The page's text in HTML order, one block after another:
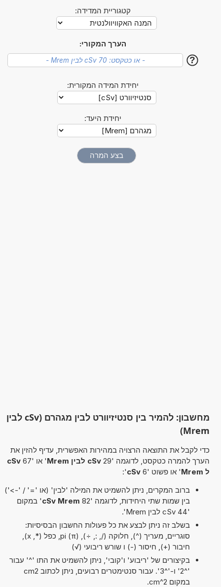
קטגוריית המדידה:
הערך המקורי:
?
יחידת המידה המקורית:
יחידת היעד:
מחשבון: להמיר בין סנטיזיוורט לבין מגהרם (cSv לבין
Mrem)
כדי לקבל את התוצאה הרצויה במהירות האפשרית, עדיף להזין את
הערך להמרה כטקסט, לדוגמה '29
cSv לבין Mrem ' או '67
cSv
ל Mrem
' או פשוט '6 cSv
':
ברוב המקרים, ניתן להשמיט את המילה 'לבין' (או '=' / '->')
בין שמות שתי היחידות, לדוגמה '82
cSv Mrem' במקום
'44 cSv לבין Mrem'.
בשלב זה ניתן לבצע את כל פעולות החשבון הבסיסיות:
סוגריים, מעריך (^), חלוקה (/, :, ÷), pi (π), כפל (*, x),
חיבור (+), חיסור (-) ו שורש ריבועי (√)
בקיצורים של 'ריבוע' ו'קובי', ניתן להשמיט את התו '^' עבור
'^2' ו-'^3'. עבור סנטימטרים רבועים, ניתן לכתוב cm2
במקום cm^2.